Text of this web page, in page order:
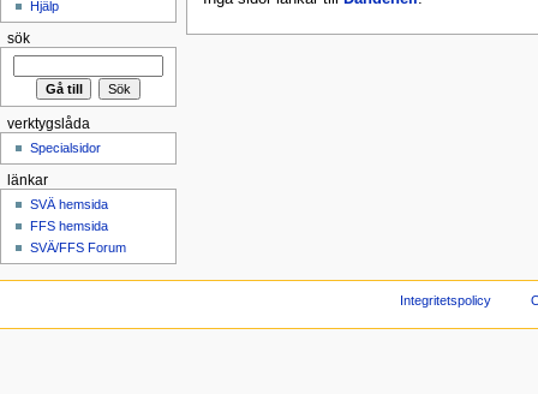
Hjälp
sök
verktygslåda
Specialsidor
länkar
SVÄ hemsida
FFS hemsida
SVÄ/FFS Forum
Integritetspolicy